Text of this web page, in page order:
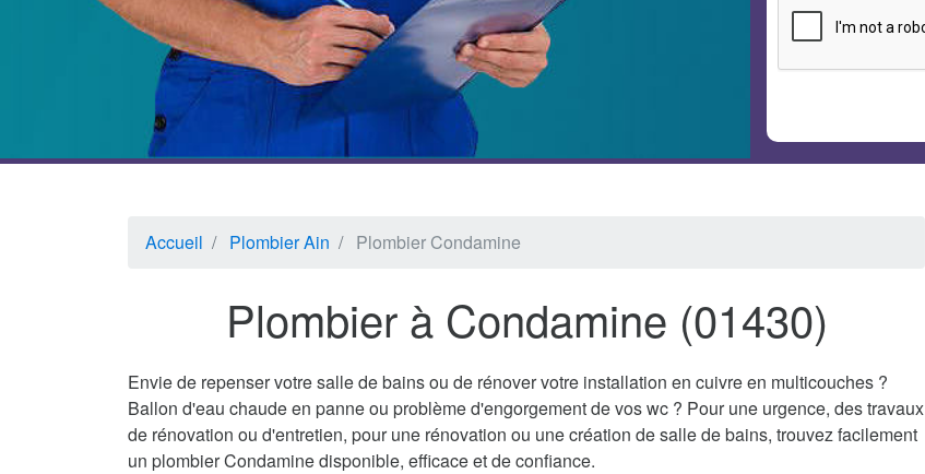
Accueil Plombier Ain Plombier Condamine
Plombier à Condamine (01430)
Envie de repenser votre salle de bains ou de rénover votre installation en cuivre en multicouches ?
Ballon d'eau chaude en panne ou problème d'engorgement de vos wc ? Pour une urgence, des travaux
de rénovation ou d'entretien, pour une rénovation ou une création de salle de bains, trouvez facilement
un plombier Condamine disponible, efficace et de confiance.